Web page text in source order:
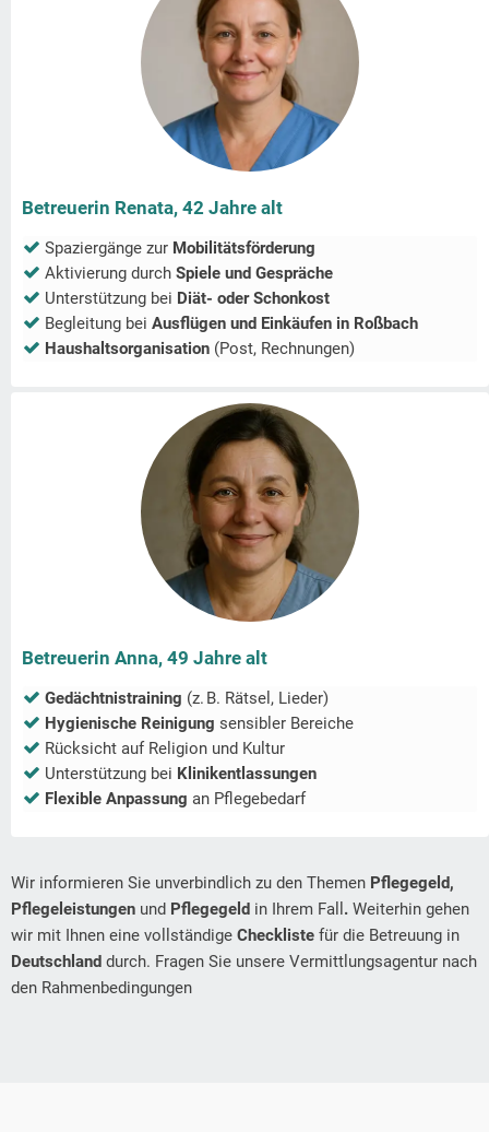
Betreuerin Renata, 42 Jahre alt
Spaziergänge zur Mobilitätsförderung
Aktivierung durch Spiele und Gespräche
Unterstützung bei Diät- oder Schonkost
Begleitung bei Ausflügen und Einkäufen in Roßbach
Haushaltsorganisation (Post, Rechnungen)
Betreuerin Anna, 49 Jahre alt
Gedächtnistraining (z. B. Rätsel, Lieder)
Hygienische Reinigung sensibler Bereiche
Rücksicht auf Religion und Kultur
Unterstützung bei Klinikentlassungen
Flexible Anpassung an Pflegebedarf
Wir informieren Sie unverbindlich zu den Themen Pflegegeld,
Pflegeleistungen und Pflegegeld in Ihrem Fall . Weiterhin gehen
wir mit Ihnen eine vollständige Checkliste für die Betreuung in
Deutschland durch. Fragen Sie unsere Vermittlungsagentur nach
den Rahmenbedingungen